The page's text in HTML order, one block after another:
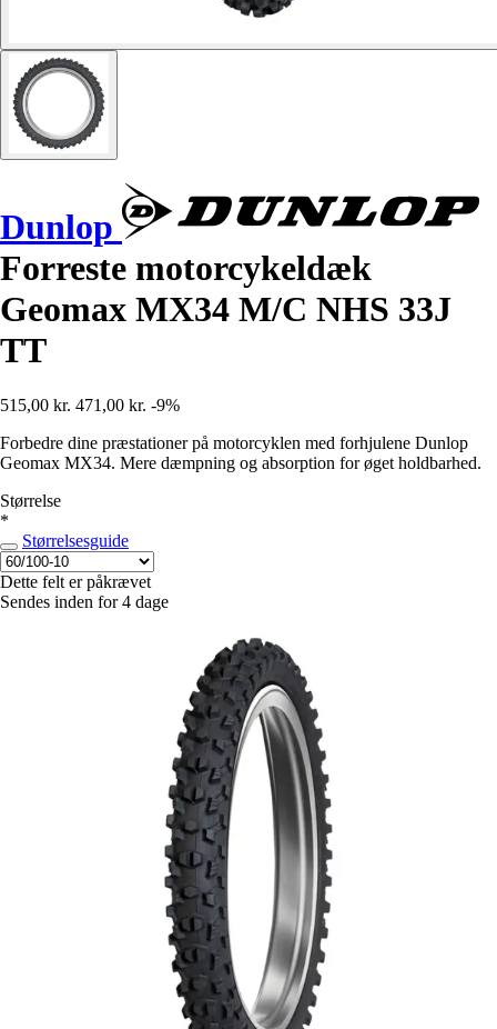
Dunlop
Forreste motorcykeldæk
Geomax MX34 M/C NHS 33J
TT
515,00 kr. 471,00 kr. -9%
Forbedre dine præstationer på motorcyklen med forhjulene Dunlop
Geomax MX34. Mere dæmpning og absorption for øget holdbarhed.
Størrelse
*
Størrelsesguide
Dette felt er påkrævet
Sendes inden for 4 dage